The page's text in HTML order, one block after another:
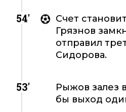
54'
Счет
Грязнов
отправил
Сидорова.
53'
Рыжов залез
бы выход